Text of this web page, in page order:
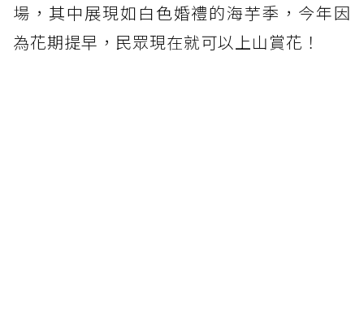
場，其中展現如白色婚禮的海芋季，今年因
為花期提早，民眾現在就可以上山賞花！